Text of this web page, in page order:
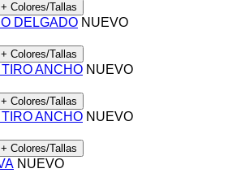
+ Colores/Tallas
NUEVO
+ Colores/Tallas
NUEVO
+ Colores/Tallas
NUEVO
+ Colores/Tallas
NUEVO